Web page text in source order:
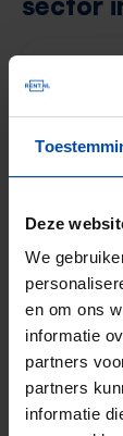
Deze
We
en om ons
informatie
partners
partners
informatie
Type
Alle types